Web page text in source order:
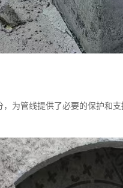
为管线提供了必要的保护和